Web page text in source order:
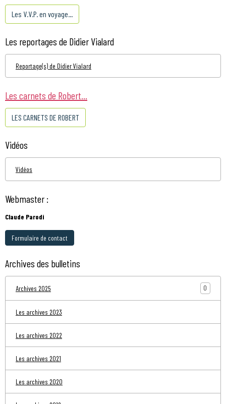
Les V.V.P. en voyage...
Les reportages de Didier Vialard
Reportage(s) de Didier Vialard
Les carnets de Robert...
LES CARNETS DE ROBERT
Vidéos
Vidéos
Webmaster :
Claude Parodi
Formulaire de contact
Archives des bulletins
Archives 2025 0
Les archives 2023
Les archives 2022
Les archives 2021
Les archives 2020